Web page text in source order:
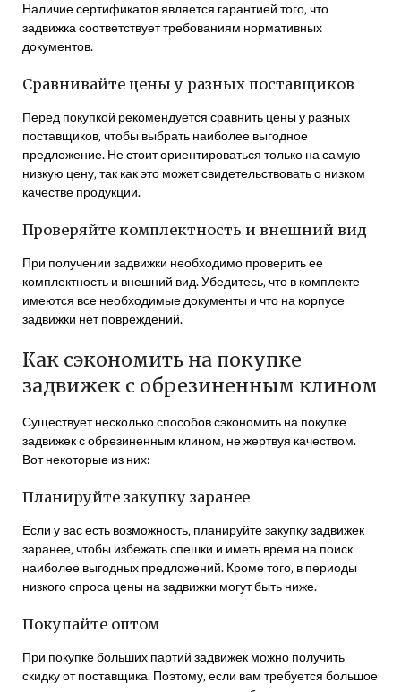
Наличие сертификатов является гарантией того‚ что
задвижка соответствует требованиям нормативных
документов.
Сравнивайте цены у разных поставщиков
Перед покупкой рекомендуется сравнить цены у разных
поставщиков‚ чтобы выбрать наиболее выгодное
предложение. Не стоит ориентироваться только на самую
низкую цену‚ так как это может свидетельствовать о низком
качестве продукции.
Проверяйте комплектность и внешний вид
При получении задвижки необходимо проверить ее
комплектность и внешний вид. Убедитесь‚ что в комплекте
имеются все необходимые документы и что на корпусе
задвижки нет повреждений.
Как сэкономить на покупке
задвижек с обрезиненным клином
Существует несколько способов сэкономить на покупке
задвижек с обрезиненным клином‚ не жертвуя качеством.
Вот некоторые из них:
Планируйте закупку заранее
Если у вас есть возможность‚ планируйте закупку задвижек
заранее‚ чтобы избежать спешки и иметь время на поиск
наиболее выгодных предложений. Кроме того‚ в периоды
низкого спроса цены на задвижки могут быть ниже.
Покупайте оптом
При покупке больших партий задвижек можно получить
скидку от поставщика. Поэтому‚ если вам требуется большое